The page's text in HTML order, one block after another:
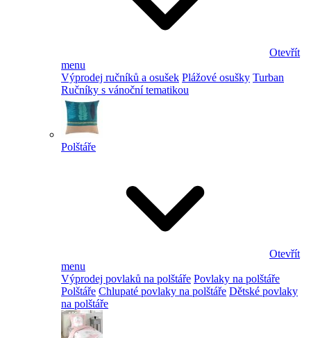
Otevřít
menu
Výprodej ručníků a osušek Plážové osušky Turban
Ručníky s vánoční tematikou
Polštáře
Otevřít
menu
Výprodej povlaků na polštáře Povlaky na polštáře
Polštáře Chlupaté povlaky na polštáře Dětské povlaky
na polštáře